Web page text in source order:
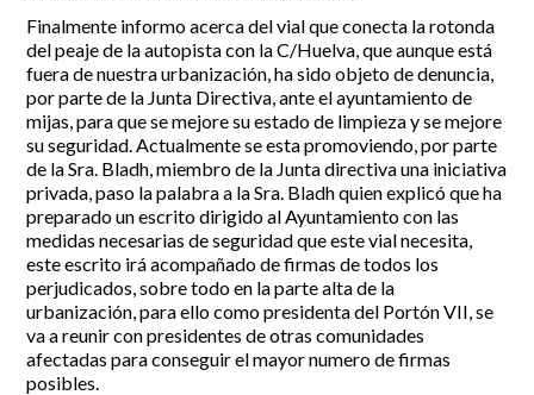
Finalmente informo acerca del vial que conecta la rotonda
del peaje de la autopista con la C/Huelva, que aunque está
fuera de nuestra urbanización, ha sido objeto de denuncia,
por parte de la Junta Directiva, ante el ayuntamiento de
mijas, para que se mejore su estado de limpieza y se mejore
su seguridad. Actualmente se esta promoviendo, por parte
de la Sra. Bladh, miembro de la Junta directiva una iniciativa
privada, paso la palabra a la Sra. Bladh quien explicó que ha
preparado un escrito dirigido al Ayuntamiento con las
medidas necesarias de seguridad que este vial necesita,
este escrito irá acompañado de firmas de todos los
perjudicados, sobre todo en la parte alta de la
urbanización, para ello como presidenta del Portón VII, se
va a reunir con presidentes de otras comunidades
afectadas para conseguir el mayor numero de firmas
posibles.